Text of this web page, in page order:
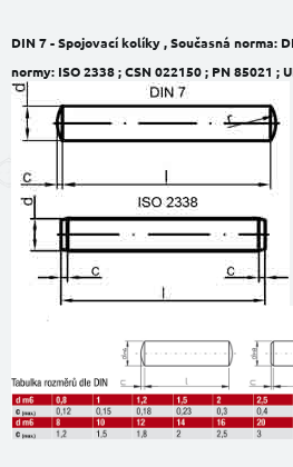
DIN 7 - Spojovací kolíky ,Současná norma:
normy: ISO 2338 ; CSN 022150 ; PN 85021 ;